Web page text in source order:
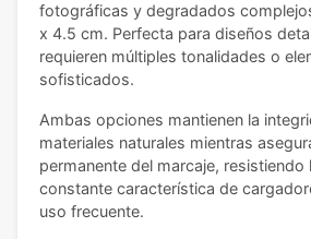
fotográficas y degradados
x 4.5 cm. Perfecta para diseños
requieren múltiples tonalidades o
sofisticados.
Ambas opciones mantienen la
materiales naturales mientras
permanente del marcaje, resistiendo
constante característica de
uso frecuente.